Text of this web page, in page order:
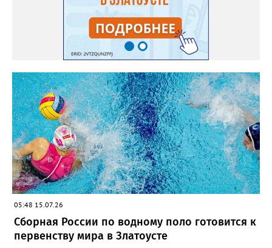
05:48 15.07.26
Сборная России по водному поло готовится к
первенству мира в Златоусте